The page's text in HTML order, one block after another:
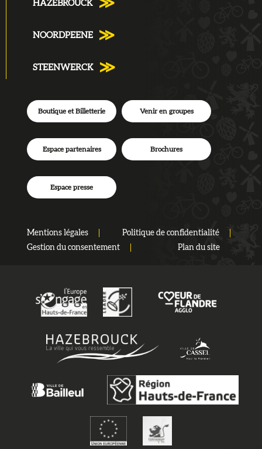
HAZEBROUCK
NOORDPEENE
STEENWERCK
Mentions légales
Politique de confidentialité
Gestion du consentement
Plan du site
Boutique et Billetterie Venir en groupes
Espace partenaires Brochures
Espace presse